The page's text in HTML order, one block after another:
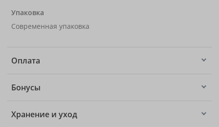
Упаковка
Современная упаковка
Оплата
Бонусы
Хранение и уход